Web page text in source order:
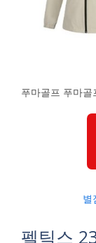
푸마골프 푸마골
별
펠틱스